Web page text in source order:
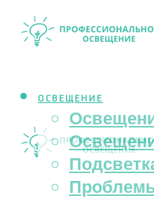
ОСВЕЩЕНИЕ